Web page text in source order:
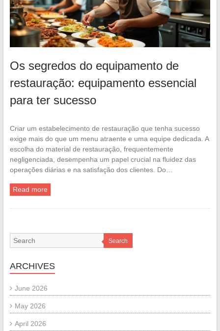
Os segredos do equipamento de
restauração: equipamento essencial
para ter sucesso
Criar um estabelecimento de restauração que tenha sucesso
exige mais do que um menu atraente e uma equipe dedicada. A
escolha do material de restauração, frequentemente
negligenciada, desempenha um papel crucial na fluidez das
operações diárias e na satisfação dos clientes. Do…
Read more
Search
ARCHIVES
June 2026
May 2026
April 2026